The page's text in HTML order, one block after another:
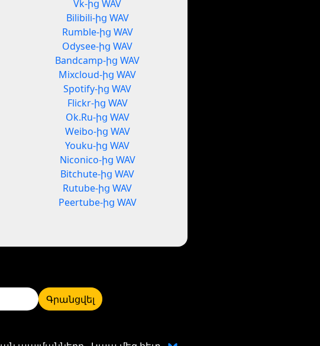
Vk-ից WAV
Bilibili-ից WAV
Rumble-ից WAV
Odysee-ից WAV
Bandcamp-ից WAV
Mixcloud-ից WAV
Spotify-ից WAV
Flickr-ից WAV
Ok.Ru-ից WAV
Weibo-ից WAV
Youku-ից WAV
Niconico-ից WAV
Bitchute-ից WAV
Rutube-ից WAV
Peertube-ից WAV
Գրանցվել